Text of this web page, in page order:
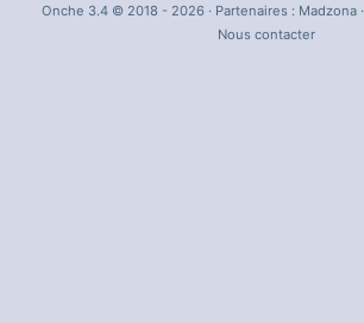
Onche 3.4 © 2018 - 2026 · Partenaires : Madzona·
Nous contacter